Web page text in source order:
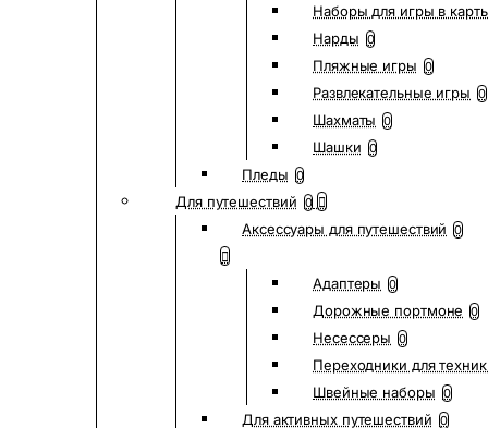
Наборы для игры в
Нарды 0
Пляжные игры 0
Развлекательные игры 0
Шахматы 0
Шашки 0
Пледы 0
Для путешествий 0
Аксессуары для путешествий 0
Адаптеры 0
Дорожные портмоне 0
Несессеры 0
Переходники для
Швейные наборы 0
Для активных путешествий 0